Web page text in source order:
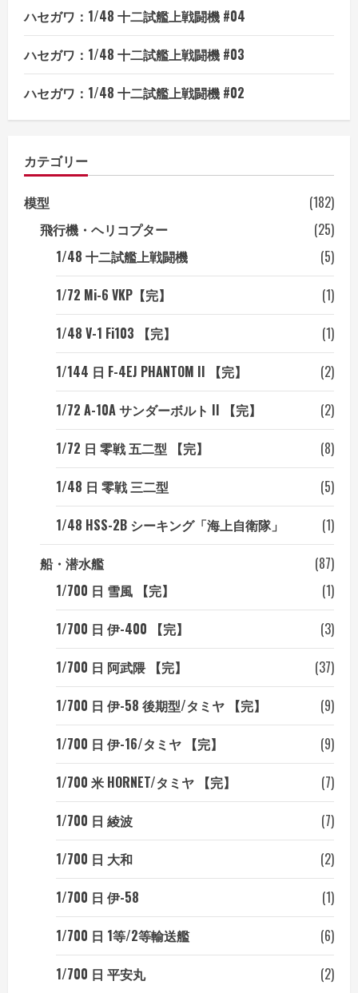
ハセガワ：1/48 十二試艦上戦闘機 #04
ハセガワ：1/48 十二試艦上戦闘機 #03
ハセガワ：1/48 十二試艦上戦闘機 #02
カテゴリー
模型
(182)
飛行機・ヘリコプター
(25)
1/48 十二試艦上戦闘機
(5)
1/72 Mi-6 VKP【完】
(1)
1/48 V-1 Fi103 【完】
(1)
1/144 日 F-4EJ PHANTOM II 【完】
(2)
1/72 A-10A サンダーボルト II 【完】
(2)
1/72 日 零戦 五二型 【完】
(8)
1/48 日 零戦 三二型
(5)
1/48 HSS-2B シーキング「海上自衛隊」
(1)
船・潜水艦
(87)
1/700 日 雪風 【完】
(1)
1/700 日 伊-400 【完】
(3)
1/700 日 阿武隈 【完】
(37)
1/700 日 伊-58 後期型/タミヤ 【完】
(9)
1/700 日 伊-16/タミヤ 【完】
(9)
1/700 米 HORNET/タミヤ 【完】
(7)
1/700 日 綾波
(7)
1/700 日 大和
(2)
1/700 日 伊-58
(1)
1/700 日 1等/2等輸送艦
(6)
1/700 日 平安丸
(2)